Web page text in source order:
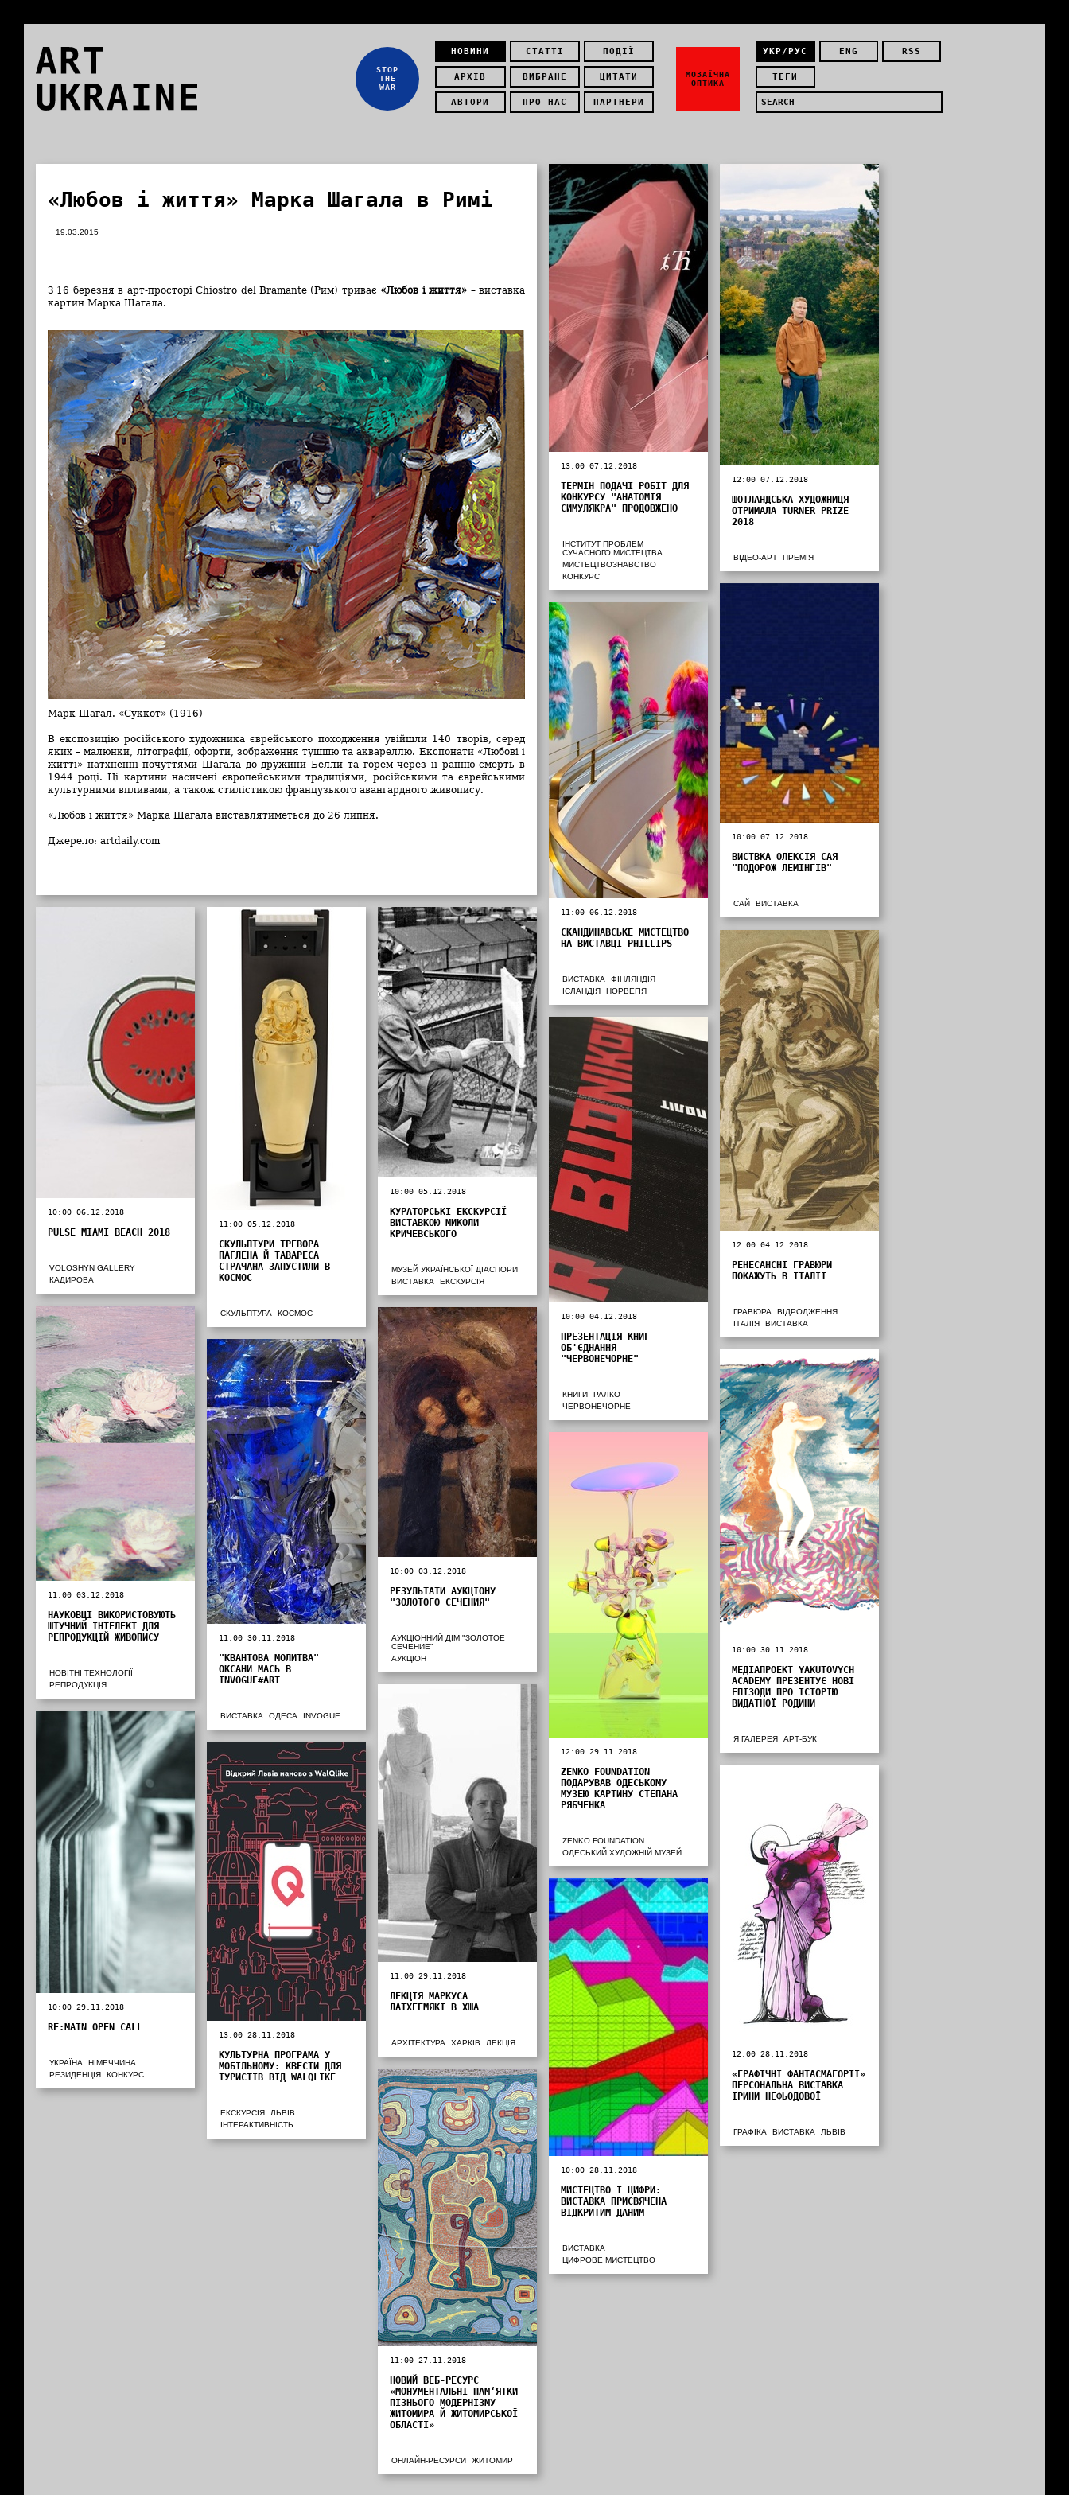
ART
UKRAINE
НОВИНИ СТАТТІ ПОДІЇ
АРХІВ ВИБРАНЕ ЦИТАТИ
АВТОРИ ПРО НАС ПАРТНЕРИ
STOP
THE
WAR
УКР/РУС ENG RSS
ТЕГИ
МОЗАЇЧНА
ОПТИКА
«Любов і життя» Марка Шагала в Римі
19.03.2015
З 16 березня в арт-просторі Chiostro del Bramante (Рим) триває «Любов і життя» – виставка
картин Марка Шагала.
Марк Шагал. «Суккот» (1916)
В експозицію російського художника єврейського походження увійшли 140 творів, серед
яких – малюнки, літографії, офорти, зображення тушшю та аквареллю. Експонати «Любові і
житті» натхненні почуттями Шагала до дружини Белли та горем через її ранню смерть в
1944 році. Ці картини насичені європейськими традиціями, російськими та єврейськими
культурними впливами, а також стилістикою французького авангардного живопису.
«Любов і життя» Марка Шагала виставлятиметься до 26 липня.
Джерело: artdaily.com
13:00 07.12.2018
ТЕРМІН ПОДАЧІ РОБІТ ДЛЯ
КОНКУРСУ "АНАТОМІЯ
СИМУЛЯКРА" ПРОДОВЖЕНО
ІНСТИТУТ ПРОБЛЕМ
СУЧАСНОГО МИСТЕЦТВА
МИСТЕЦТВОЗНАВСТВО
КОНКУРС
12:00 07.12.2018
ШОТЛАНДСЬКА ХУДОЖНИЦЯ
ОТРИМАЛА TURNER PRIZE
2018
ВІДЕО-АРТ ПРЕМІЯ
10:00 07.12.2018
ВИСТВКА ОЛЕКСІЯ САЯ
"ПОДОРОЖ ЛЕМІНГІВ"
САЙ
ВИСТАВКА
11:00 06.12.2018
СКАНДИНАВСЬКЕ МИСТЕЦТВО
НА ВИСТАВЦІ PHILLIPS
ВИСТАВКА
ФІНЛЯНДІЯ
ІСЛАНДІЯ
НОРВЕГІЯ
10:00 06.12.2018
PULSE MIAMI BEACH 2018
VOLOSHYN GALLERY
КАДИРОВА
11:00 05.12.2018
СКУЛЬПТУРИ ТРЕВОРА
ПАГЛЕНА Й ТАВАРЕСА
СТРАЧАНА ЗАПУСТИЛИ В
КОСМОС
СКУЛЬПТУРА КОСМОС
10:00 05.12.2018
КУРАТОРСЬКІ ЕКСКУРСІЇ
ВИСТАВКОЮ МИКОЛИ
КРИЧЕВСЬКОГО
МУЗЕЙ УКРАЇНСЬКОЇ ДІАСПОРИ
ВИСТАВКА
ЕКСКУРСІЯ
12:00 04.12.2018
РЕНЕСАНСНІ ГРАВЮРИ
ПОКАЖУТЬ В ІТАЛІЇ
ГРАВЮРА
ВІДРОДЖЕННЯ
ІТАЛІЯ
ВИСТАВКА
10:00 04.12.2018
ПРЕЗЕНТАЦІЯ КНИГ
ОБ'ЄДНАННЯ
"ЧЕРВОНЕЧОРНЕ"
КНИГИ
РАЛКО
ЧЕРВОНЕЧОРНЕ
11:00 03.12.2018
НАУКОВЦІ ВИКОРИСТОВУЮТЬ
ШТУЧНИЙ ІНТЕЛЕКТ ДЛЯ
РЕПРОДУКЦІЙ ЖИВОПИСУ
НОВІТНІ ТЕХНОЛОГІЇ
РЕПРОДУКЦІЯ
10:00 03.12.2018
РЕЗУЛЬТАТИ АУКЦІОНУ
"ЗОЛОТОГО СЕЧЕНИЯ"
АУКЦІОННИЙ ДІМ "ЗОЛОТОЕ
СЕЧЕНИЕ"
АУКЦІОН
11:00 30.11.2018
"КВАНТОВА МОЛИТВА"
ОКСАНИ МАСЬ В
INVOGUE#ART
ВИСТАВКА ОДЕСА INVOGUE
10:00 30.11.2018
МЕДІАПРОЕКТ YAKUTOVYCH
ACADEMY ПРЕЗЕНТУЄ НОВІ
ЕПІЗОДИ ПРО ІСТОРІЮ
ВИДАТНОЇ РОДИНИ
Я ГАЛЕРЕЯ
АРТ-БУК
12:00 29.11.2018
ZENKO FOUNDATION
ПОДАРУВАВ ОДЕСЬКОМУ
МУЗЕЮ КАРТИНУ СТЕПАНА
РЯБЧЕНКА
ZENKO FOUNDATION
ОДЕСЬКИЙ ХУДОЖНІЙ МУЗЕЙ
11:00 29.11.2018
ЛЕКЦІЯ МАРКУСА
ЛАТХЕЕМЯКІ В ХША
АРХІТЕКТУРА ХАРКІВ ЛЕКЦІЯ
10:00 29.11.2018
RE:MAIN OPEN CALL
УКРАЇНА
НІМЕЧЧИНА
РЕЗИДЕНЦІЯ
КОНКУРС
13:00 28.11.2018
КУЛЬТУРНА ПРОГРАМА У
МОБІЛЬНОМУ: КВЕСТИ ДЛЯ
ТУРИСТІВ ВІД WALQLIKE
ЕКСКУРСІЯ
ЛЬВІВ
ІНТЕРАКТИВНІСТЬ
12:00 28.11.2018
«ГРАФІЧНІ ФАНТАСМАГОРІЇ»
ПЕРСОНАЛЬНА ВИСТАВКА
ІРИНИ НЕФЬОДОВОЇ
ГРАФІКА ВИСТАВКА ЛЬВІВ
10:00 28.11.2018
МИСТЕЦТВО І ЦИФРИ:
ВИСТАВКА ПРИСВЯЧЕНА
ВІДКРИТИМ ДАНИМ
ВИСТАВКА
ЦИФРОВЕ МИСТЕЦТВО
11:00 27.11.2018
НОВИЙ ВЕБ-РЕСУРС
«МОНУМЕНТАЛЬНІ ПАМ‘ЯТКИ
ПІЗНЬОГО МОДЕРНІЗМУ
ЖИТОМИРА Й ЖИТОМИРСЬКОЇ
ОБЛАСТІ»
ОНЛАЙН-РЕСУРСИ ЖИТОМИР